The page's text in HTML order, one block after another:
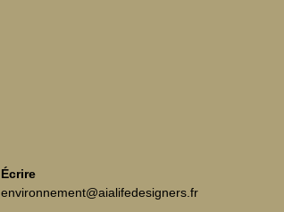
Écrire
environnement@aialifedesigners.fr